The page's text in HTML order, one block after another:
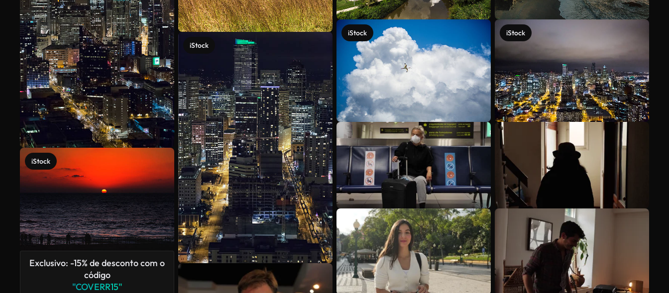
iStock
Exclusivo: -15% de desconto com o
código
"COVERR15"
iStock
iStock iStock
Veja mais